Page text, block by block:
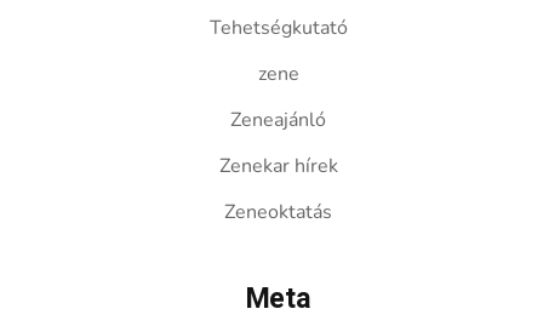
Tehetségkutató
zene
Zeneajánló
Zenekar hírek
Zeneoktatás
Meta